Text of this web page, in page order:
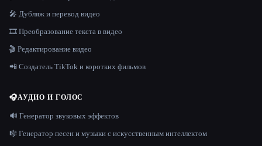
🎤 Дубляж и перевод видео
🎞️ Преобразование текста в видео
🎬 Редактирование видео
📲 Создатель TikTok и коротких фильмов
🎧АУДИО И ГОЛОС
🔊 Генератор звуковых эффектов
🎼 Генератор песен и музыки с искусственным интеллектом